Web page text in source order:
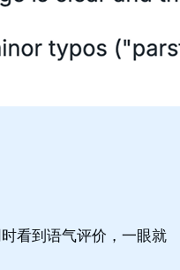
看到语气评价，一眼就